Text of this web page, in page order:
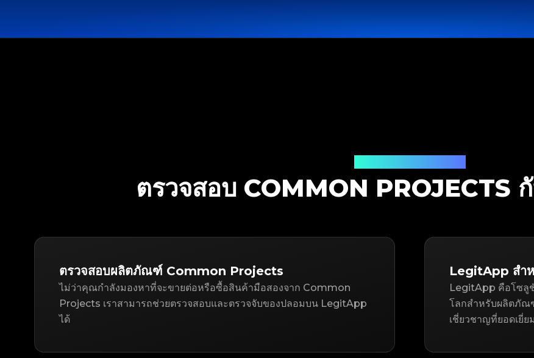
ตรวจสอบ COMMON PROJECTS
ตรวจสอบผลิตภัณฑ์ Common Projects
ไม่ว่าคุณกำลังมองหาที่จะขายต่อหรือซื้อสินค้ามือสองจาก Common
Projects เราสามารถช่วยตรวจสอบและตรวจจับของปลอมบน LegitApp
ได้
LegitApp สำ
LegitApp คือโซลูชั
โลกสำหรับผลิตภัณ
เชี่ยวชาญที่ยอดเยี่